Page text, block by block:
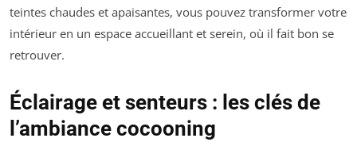
teintes chaudes et apaisantes, vous pouvez transformer votre
intérieur en un espace accueillant et serein, où il fait bon se
retrouver.
Éclairage et senteurs : les clés de
l’ambiance cocooning